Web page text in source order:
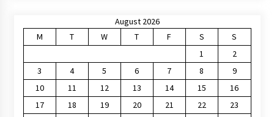
August 2026
M
T W T F S
S
1
2
3
4 5 6 7 8
9
10
11 12 13 14 15
16
17
18 19 20 21 22
23